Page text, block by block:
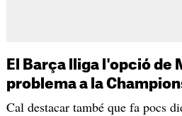
El Barça lliga l'opció de
problema a la
Cal destacar també que fa pocs